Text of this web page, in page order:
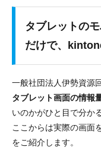
タブレットの
だけで、
一般社団法人伊勢資源
タブレット画面の情報
いのかがひと目で分か
ここからは実際の画面
をご紹介します。